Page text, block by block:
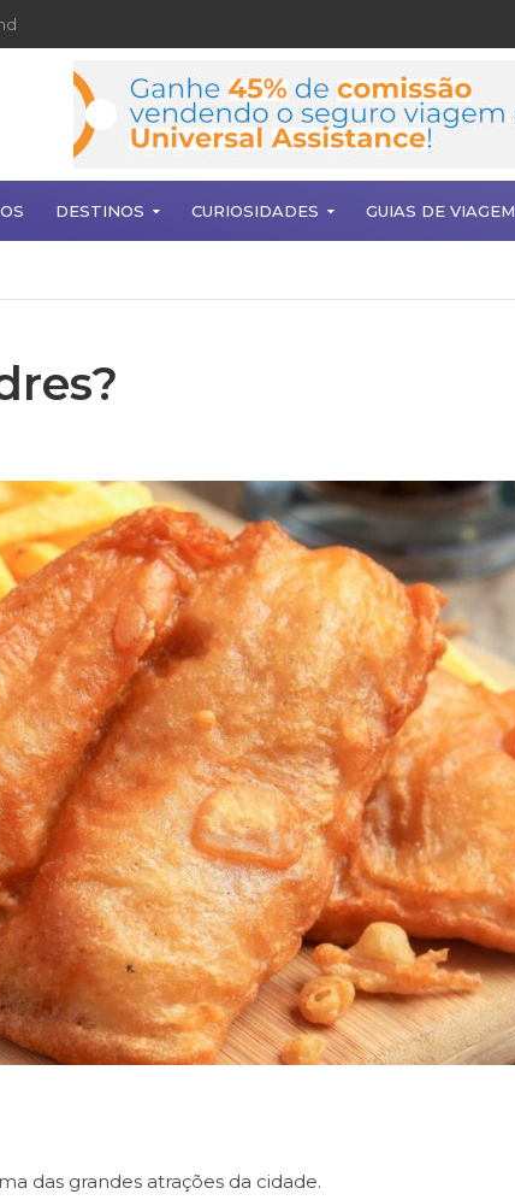
DESTINOS CURIOSIDADES GUIAS DE VIAGEM
das grandes atrações da cidade.